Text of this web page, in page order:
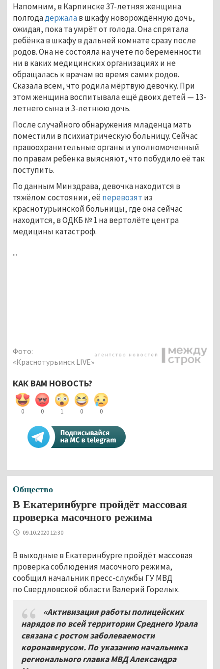
Напомним, в Карпинске 37-летняя женщина
полгодадержалав шкафу новорождённую дочь,
ожидая, пока та умрёт от голода. Она спрятала
ребёнка в шкафу в дальней комнате сразу после
родов. Она не состояла на учёте по беременности
ни в каких медицинских организациях и не
обращалась к врачам во время самих родов.
Сказала всем, что родила мёртвую девочку. При
этом женщина воспитывала ещё двоих детей — 13-
летнего сына и 3-летнюю дочь.
После случайного обнаружения младенца мать
поместили в психиатрическую больницу. Сейчас
правоохранительные органы и уполномоченный
по правам ребёнка выясняют, что побудило её так
поступить.
По данным Минздрава, девочка находится в
тяжёлом состоянии, её перевозят из
краснотурьинской больницы, где она сейчас
находится, в ОДКБ № 1 на вертолёте центра
медицины катастроф.
...
Фото:
«Краснотурьинск LIVE»
КАК ВАМ НОВОСТЬ?
0 0 1 0 0
Общество
В Екатеринбурге пройдёт массовая
проверка масочного режима
09.10.2020 12:30
В выходные в Екатеринбурге пройдёт массовая
проверка соблюдения масочного режима,
сообщил начальник пресс-службы ГУ МВД
по Свердловской области Валерий Горелых.
«Активизация работы полицейских
нарядов по всей территории Среднего Урала
связана с ростом заболеваемости
коронавирусом. По указанию начальника
регионального главка МВД Александра